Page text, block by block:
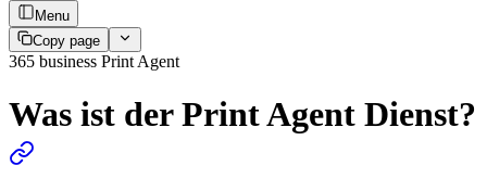
Menu
Copy page
365 business Print Agent
Was ist der Print Agent Dienst?